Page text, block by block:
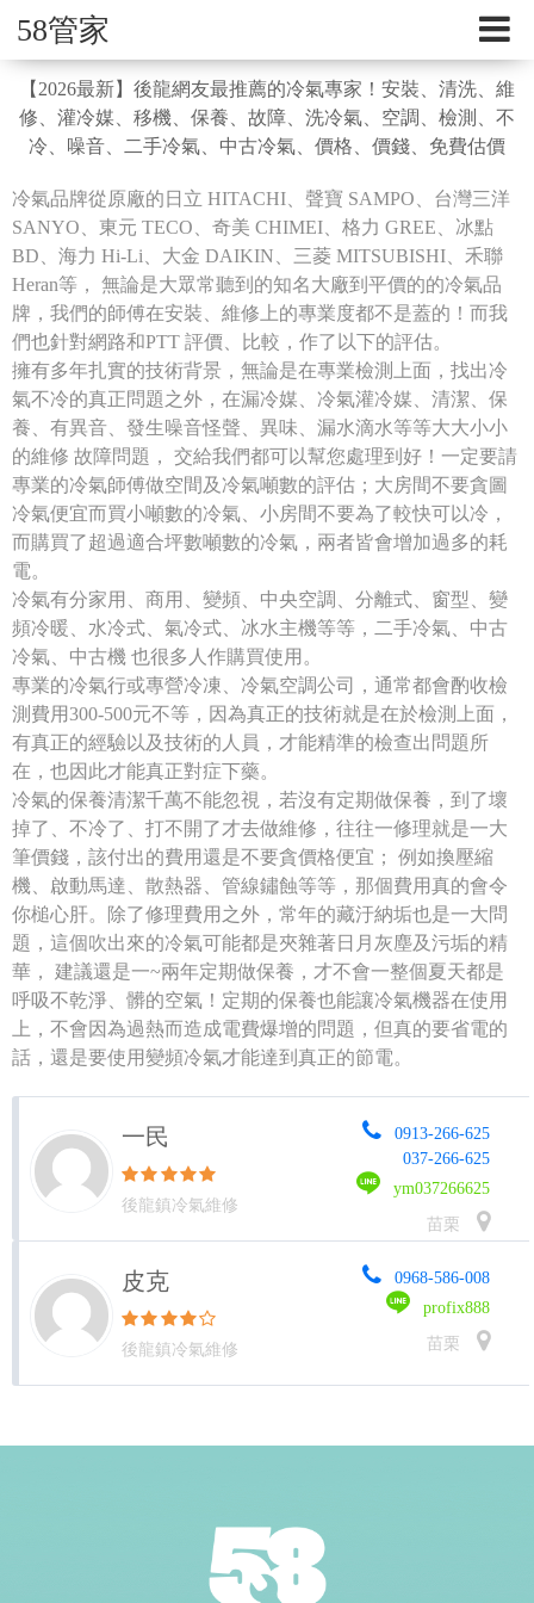
58管家
【2026最新】後龍網友最推薦的冷氣專家！安裝、清洗、維
修、灌冷媒、移機、保養、故障、洗冷氣、空調、檢測、不
冷、噪音、二手冷氣、中古冷氣、價格、價錢、免費估價
冷氣品牌從原廠的日立 HITACHI、聲寶 SAMPO、台灣三洋
SANYO、東元 TECO、奇美 CHIMEI、格力 GREE、冰點
BD、海力 Hi-Li、大金 DAIKIN、三菱 MITSUBISHI、禾聯
Heran等， 無論是大眾常聽到的知名大廠到平價的的冷氣品
牌，我們的師傅在安裝、維修上的專業度都不是蓋的！而我
們也針對網路和PTT 評價、比較，作了以下的評估。
擁有多年扎實的技術背景，無論是在專業檢測上面，找出冷
氣不冷的真正問題之外，在漏冷媒、冷氣灌冷媒、清潔、保
養、有異音、發生噪音怪聲、異味、漏水滴水等等大大小小
的維修 故障問題， 交給我們都可以幫您處理到好！一定要請
專業的冷氣師傅做空間及冷氣噸數的評估；大房間不要貪圖
冷氣便宜而買小噸數的冷氣、小房間不要為了較快可以冷，
而購買了超過適合坪數噸數的冷氣，兩者皆會增加過多的耗
電。
冷氣有分家用、商用、變頻、中央空調、分離式、窗型、變
頻冷暖、水冷式、氣冷式、冰水主機等等，二手冷氣、中古
冷氣、中古機 也很多人作購買使用。
專業的冷氣行或專營冷凍、冷氣空調公司，通常都會酌收檢
測費用300-500元不等，因為真正的技術就是在於檢測上面，
有真正的經驗以及技術的人員，才能精準的檢查出問題所
在，也因此才能真正對症下藥。
冷氣的保養清潔千萬不能忽視，若沒有定期做保養，到了壞
掉了、不冷了、打不開了才去做維修，往往一修理就是一大
筆價錢，該付出的費用還是不要貪價格便宜； 例如換壓縮
機、啟動馬達、散熱器、管線鏽蝕等等，那個費用真的會令
你槌心肝。除了修理費用之外，常年的藏汙納垢也是一大問
題，這個吹出來的冷氣可能都是夾雜著日月灰塵及污垢的精
華， 建議還是一~兩年定期做保養，才不會一整個夏天都是
呼吸不乾淨、髒的空氣！定期的保養也能讓冷氣機器在使用
上，不會因為過熱而造成電費爆增的問題，但真的要省電的
話，還是要使用變頻冷氣才能達到真正的節電。
一民
後龍鎮冷氣維修
0913-266-625
037-266-625
ym037266625
苗栗
皮克
後龍鎮冷氣維修
0968-586-008
profix888
苗栗